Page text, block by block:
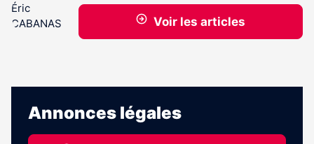
Voir les articles
Annonces légales